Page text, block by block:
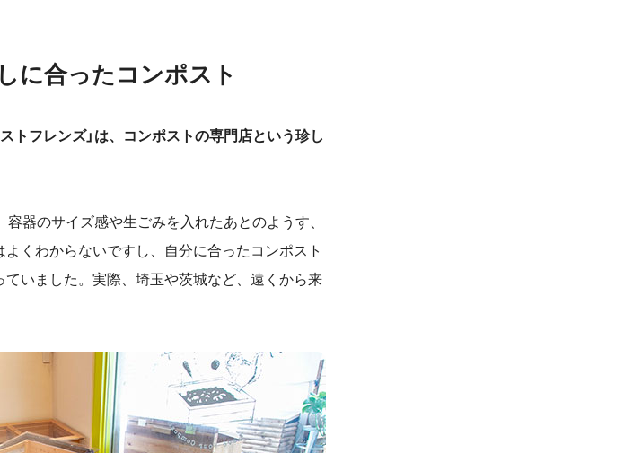
に合ったコンポスト
フレンズ」は、コンポストの専門店という珍し
器のサイズ感や生ごみを入れたあとのようす、
くわからないですし、自分に合ったコンポスト
いました。実際、埼玉や茨城など、遠くから来